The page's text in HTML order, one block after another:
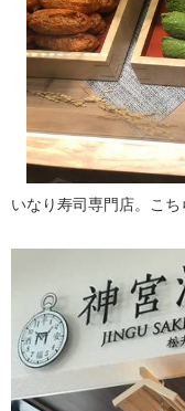
いなり寿司専門店。こち